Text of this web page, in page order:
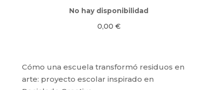
No hay disponibilidad
0,00 €
Cómo una escuela transformó residuos en
arte: proyecto escolar inspirado en